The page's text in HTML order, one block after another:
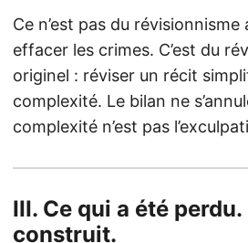
Ce n’est pas du
effacer les crimes. C’est du
originel : réviser un récit
complexité. Le bilan ne
complexité n’est pas
III. Ce qui a été
construit.